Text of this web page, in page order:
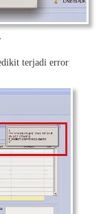
terjadi error